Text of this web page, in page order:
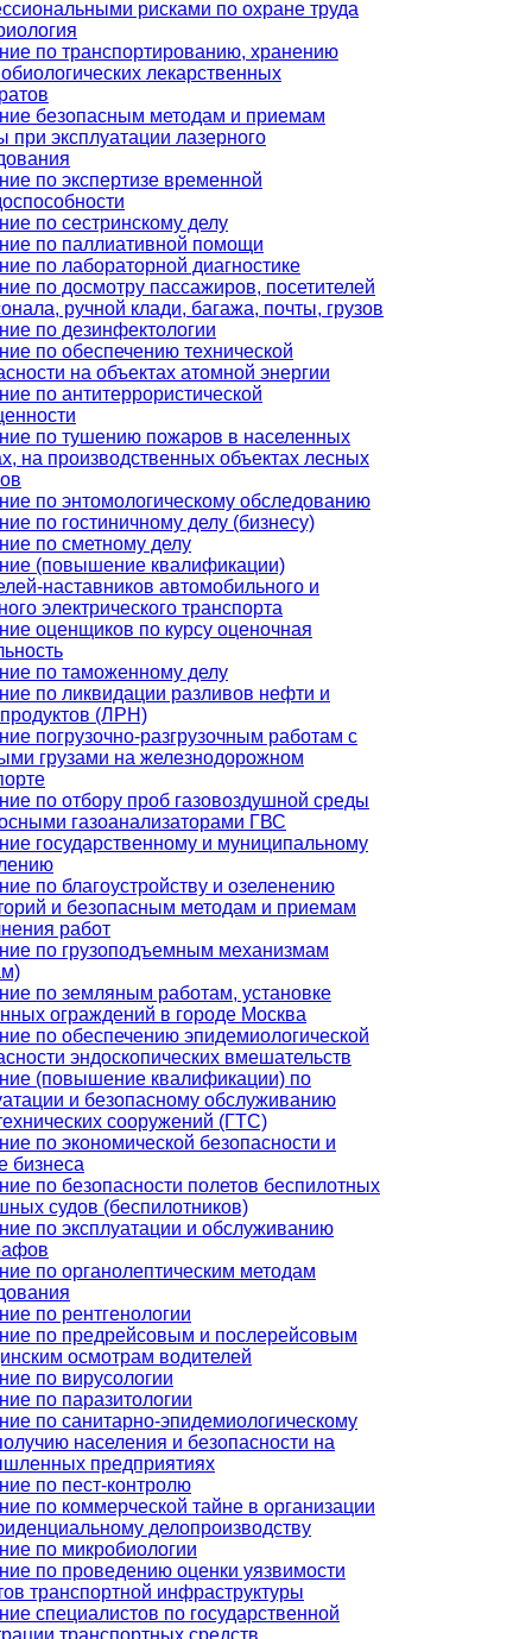
рисками по охране труда
по транспортированию, хранению
лекарственных
безопасным методам и приемам
при эксплуатации лазерного
по экспертизе временной
по сестринскому делу
по паллиативной помощи
по лабораторной диагностике
по досмотру пассажиров, посетителей
ручной клади, багажа, почты, грузов
по дезинфектологии
по обеспечению технической
на объектах атомной энергии
по антитеррористической
по тушению пожаров в населенных
на производственных объектах лесных
по энтомологическому обследованию
по гостиничному делу (бизнесу)
по сметному делу
(повышение квалификации)
наставников автомобильного и
электрического транспорта
оценщиков по курсу оценочная
по таможенному делу
по ликвидации разливов нефти и
(ЛРН)
погрузочно-разгрузочным работам с
грузами на железнодорожном
по отбору проб газовоздушной среды
газоанализаторами ГВС
государственному и муниципальному
по благоустройству и озеленению
и безопасным методам и приемам
работ
по грузоподъемным механизмам
по земляным работам, установке
ограждений в городе Москва
по обеспечению эпидемиологической
эндоскопических вмешательств
(повышение квалификации) по
и безопасному обслуживанию
сооружений (ГТС)
по экономической безопасности и
бизнеса
по безопасности полетов беспилотных
судов (беспилотников)
по эксплуатации и обслуживанию
по органолептическим методам
по рентгенологии
по предрейсовым и послерейсовым
осмотрам водителей
по вирусологии
по паразитологии
по санитарно-эпидемиологическому
населения и безопасности на
предприятиях
по пест-контролю
по коммерческой тайне в организации
делопроизводству
по микробиологии
по проведению оценки уязвимости
транспортной инфраструктуры
специалистов по государственной
транспортных средств